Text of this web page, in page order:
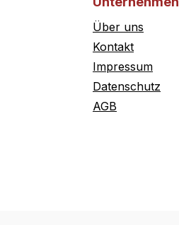
Über uns
Kontakt
Impressum
Datenschutz
AGB